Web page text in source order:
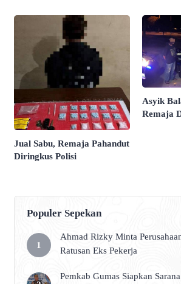
Jual Sabu, Remaja Pahandut
Diringkus Polisi
Asyik
Remaja
Populer Sepekan
Ahmad Rizky Minta
Ratusan Eks Pekerja
Pemkab Gumas Siapkan